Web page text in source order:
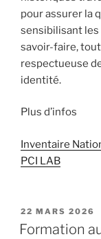
pour assurer la
sensibilisant
savoir-faire,
respectueuse
identité.
Plus d’infos
Inventaire
PCI LAB
PUBLIÉ
LE
22 MARS 2026
Formation